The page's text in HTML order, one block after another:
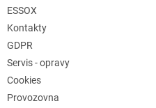
ESSOX
Kontakty
GDPR
Servis - opravy
Cookies
Provozovna